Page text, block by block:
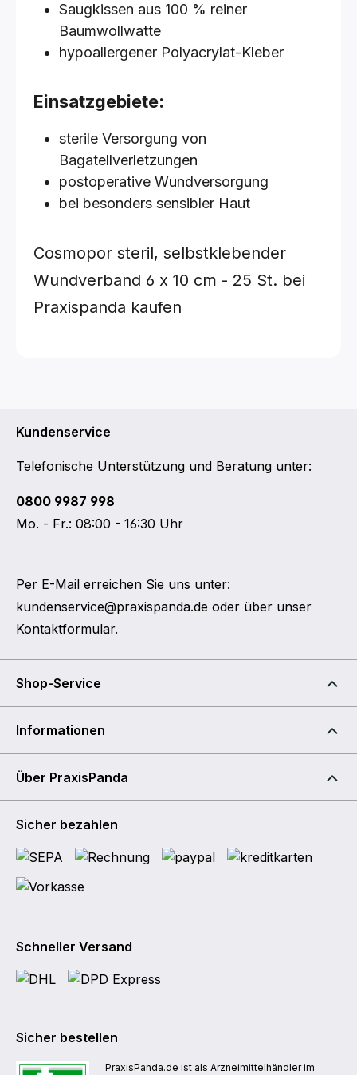
Saugkissen aus 100 % reiner
Baumwollwatte
hypoallergener Polyacrylat-Kleber
Einsatzgebiete:
sterile Versorgung von
Bagatellverletzungen
postoperative Wundversorgung
bei besonders sensibler Haut
Cosmopor steril, selbstklebender
Wundverband 6 x 10 cm - 25 St. bei
Praxispanda kaufen
Kundenservice
Telefonische Unterstützung und Beratung unter:
0800 9987 998
Mo. - Fr.: 08:00 - 16:30 Uhr
Per E-Mail erreichen Sie uns unter:
kundenservice@praxispanda.de oder über unser
Kontaktformular.
Shop-Service
Informationen
Über PraxisPanda
Sicher bezahlen
Schneller Versand
Sicher bestellen
PraxisPanda.de ist als Arzneimittelhändler im